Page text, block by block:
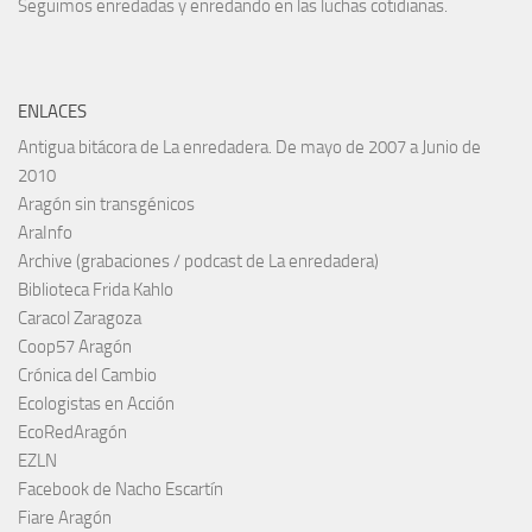
Seguimos enredadas y enredando en las luchas cotidianas.
ENLACES
Antigua bitácora de La enredadera. De mayo de 2007 a Junio de
2010
Aragón sin transgénicos
AraInfo
Archive (grabaciones / podcast de La enredadera)
Biblioteca Frida Kahlo
Caracol Zaragoza
Coop57 Aragón
Crónica del Cambio
Ecologistas en Acción
EcoRedAragón
EZLN
Facebook de Nacho Escartín
Fiare Aragón